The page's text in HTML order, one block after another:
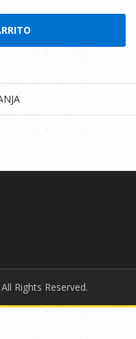
All Rights Reserved.